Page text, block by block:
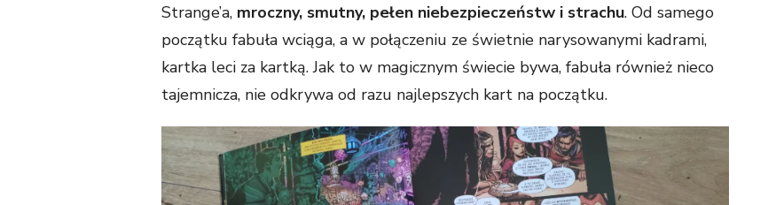
Strange’a, mroczny, smutny, pełen niebezpieczeństw i strachu. Od samego
początku fabuła wciąga, a w połączeniu ze świetnie narysowanymi kadrami,
kartka leci za kartką. Jak to w magicznym świecie bywa, fabuła również nieco
tajemnicza, nie odkrywa od razu najlepszych kart na początku.